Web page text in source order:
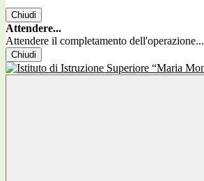
Chiudi
Attendere...
Attendere il completamento dell'operazione...
Chiudi